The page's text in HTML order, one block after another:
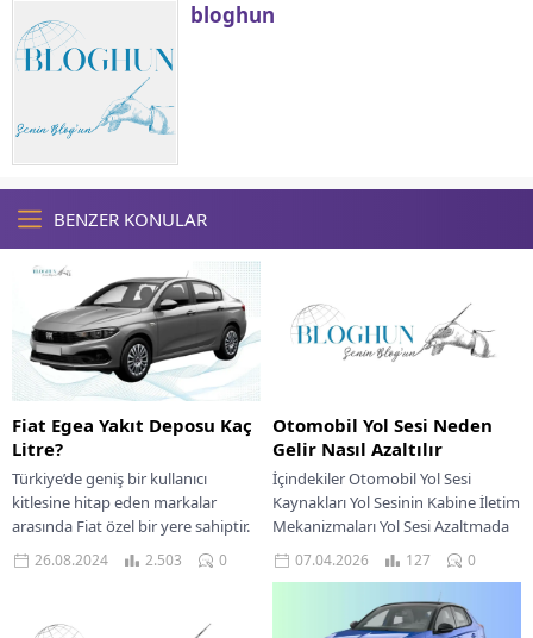
bloghun
BENZER KONULAR
Fiat Egea Yakıt Deposu Kaç
Litre?
Türkiye’de geniş bir kullanıcı
kitlesine hitap eden markalar
arasında Fiat özel bir yere sahiptir.
Uygun maliyeti ve pratik
kullanımıyla öne...
26.08.2024 2.503 0
Otomobil Yol Sesi Neden
Gelir Nasıl Azaltılır
İçindekiler Otomobil Yol Sesi
Kaynakları Yol Sesinin Kabine İletim
Mekanizmaları Yol Sesi Azaltmada
Kullanılan Teknik Özellikler Aktif
Gürültü Engelleme Teknolojileri...
07.04.2026 127 0